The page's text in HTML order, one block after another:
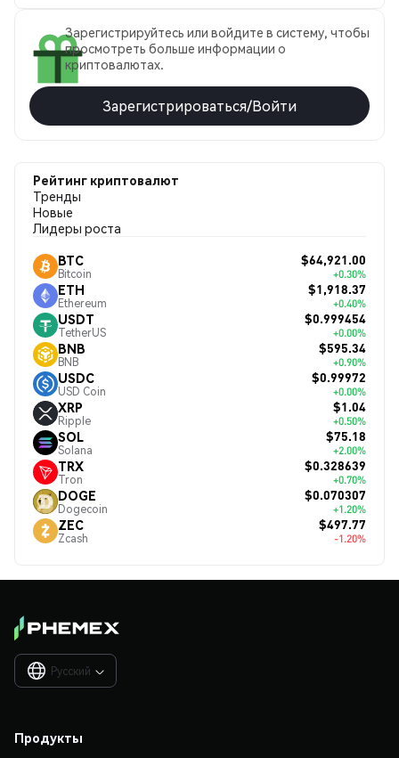
Зарегистрируйтесь или войдите в систему, чтобы
просмотреть больше информации о
криптовалютах.
Зарегистрироваться/Войти
Рейтинг криптовалют
Тренды
Новые
Лидеры роста
BTC
Bitcoin
$64,921.00
+0.30%
ETH
Ethereum
$1,918.37
+0.40%
USDT
TetherUS
$0.999454
+0.00%
BNB
BNB
$595.34
+0.90%
USDC
USD Coin
$0.99972
+0.00%
XRP
Ripple
$1.04
+0.50%
SOL
Solana
$75.18
+2.00%
TRX
Tron
$0.328639
+0.70%
DOGE
Dogecoin
$0.070307
+1.20%
ZEC
Zcash
$497.77
-1.20%
Русский 
Продукты